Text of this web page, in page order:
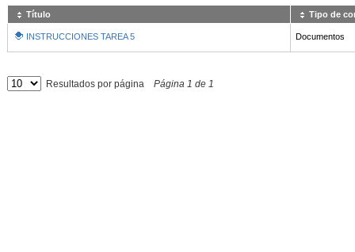
Título Tipo de
INSTRUCCIONES TAREA 5 Documentos
Resultados por página Página 1 de 1